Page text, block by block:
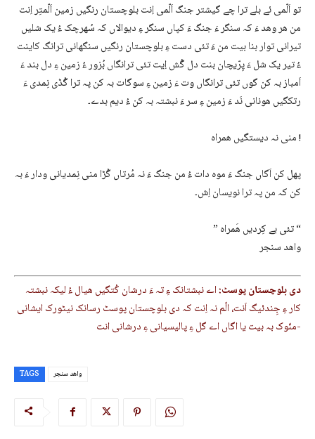
تو اَلّمی ئے بلے ترا چے گیشتر جنگ اَلّمی اِنت بلوچستان رنگیں زمین اَلّمتِر اِنت
من ھر وھد ءَ کہ سنگر ءَ جنگ ءَ کپاں سنگر ءِ دیوالاں کہ سُھرچک ءُ یک شلیں
تیرانی توار بنا بیت من ءَ تئی دست ءِ بلوچستان رنگیں سنگھانی ترانگ کاینت
ءُ تیر یک شل ءَ پِرّیچان بنت دل گُش اِیت تئی ترانگاں بُزور ءُ زمین ءِ دل بند ءَ
اَمباز بہ کن گوں تئی ترانگاں وت ءَ زمین ءِ سوگات بہ کن پہ ترا گُڈی نِمدی ءَ
رتکگیں ھونانی نَد ءَ زمین ءِ سر ءَ نبشتہ بہ کن ءُ دیم بدے۔
منی نہ دیستگیں ھمراہ !
پھل کن اَگاں جنگ ءَ موہ دات ءُ من جنگ ءَ نہ مُرتاں گُڑا منی نِمدیانی ودار ءَ بہ
کن کہ من پہ ترا نویسان اِش۔
” تئی بے کِردیں ھَمراہ “
واھد سنجر
دی بلوچستان پوسٹ:اے نبشتانک ءِ تہ ءَ درشان کُتگیں ھیال ءُ لیکہ نبشتہ
کار ءِ جِندئیگ اَنت، الّم نہ اِنت کہ دی بلوچستان پوسٹ رسانک نیٹورک ایشانی
منّوک بہ بیت یا اگاں اے گل ءِ پالیسیانی ءِ درشانی انت-
TAGS واھد سنجر